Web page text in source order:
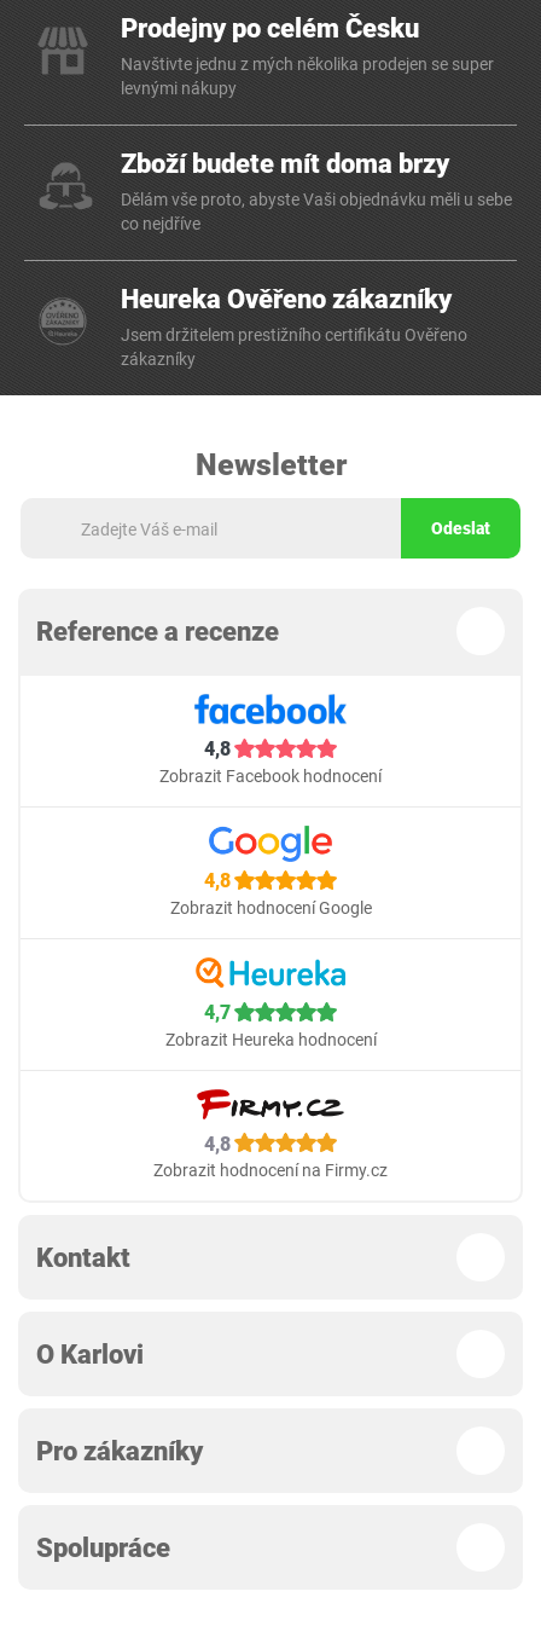
Prodejny po celém Česku
Navštivte jednu z mých několika prodejen se super
levnými nákupy
Zboží budete mít doma brzy
Dělám vše proto, abyste Vaši objednávku měli u sebe
co nejdříve
Heureka Ověřeno zákazníky
Jsem držitelem prestižního certifikátu Ověřeno
zákazníky
Newsletter
Odeslat
Reference a recenze
4,8
Zobrazit Facebook hodnocení
4,8
Zobrazit hodnocení Google
4,7
Zobrazit Heureka hodnocení
4,8
Zobrazit hodnocení na Firmy.cz
Kontakt
O Karlovi
Pro zákazníky
Spolupráce